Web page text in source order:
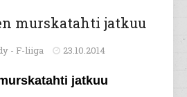
murskatahti jatkuu
- F-liiga 23.10.2014
jatkuu